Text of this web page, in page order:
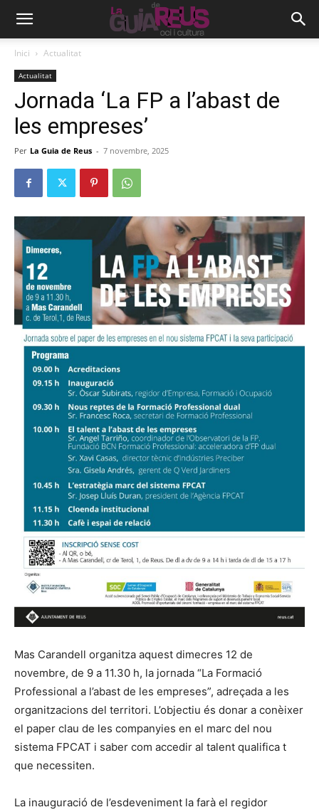
Inici Actualitat
Actualitat
Jornada ‘La FP a l’abast de
les empreses’
Per La Guia de Reus - 7 novembre, 2025
Mas Carandell organitza aquest dimecres 12 de
novembre, de 9 a 11.30 h, la jornada “La Formació
Professional a l’abast de les empreses”, adreçada a les
organitzacions del territori. L’objectiu és donar a conèixer
el paper clau de les companyies en el marc del nou
sistema FPCAT i saber com accedir al talent qualifica t
que necessiten.
La inauguració de l’esdeveniment la farà el regidor